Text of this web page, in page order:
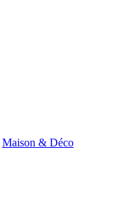
Maison & Déco